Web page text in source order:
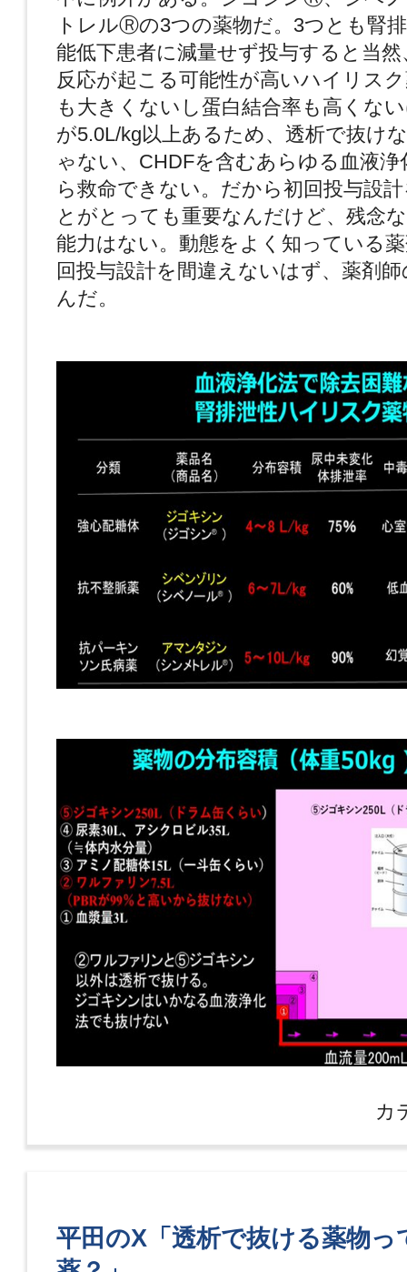
トレルⓇの3つの薬物だ。3つとも腎
能低下患者に減量せず投与すると当
反応が起こる可能性が高いハイリス
も大きくないし蛋白結合率も高くな
が5.0L/kg以上あるため、透析で抜け
ゃない、CHDFを含むあらゆる血液
ら救命できない。だから初回投与設
とがとっても重要なんだけど、残念
能力はない。動態をよく知っている
回投与設計を間違えないはず、薬剤
んだ。
カ
平田のX「透析で抜ける薬物っ